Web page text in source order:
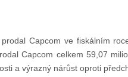
Capcom ve fiskálním
Capcom celkem 59,07
a výrazný nárůst oproti